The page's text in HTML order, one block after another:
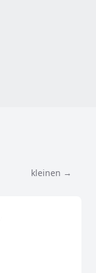
kleinen →